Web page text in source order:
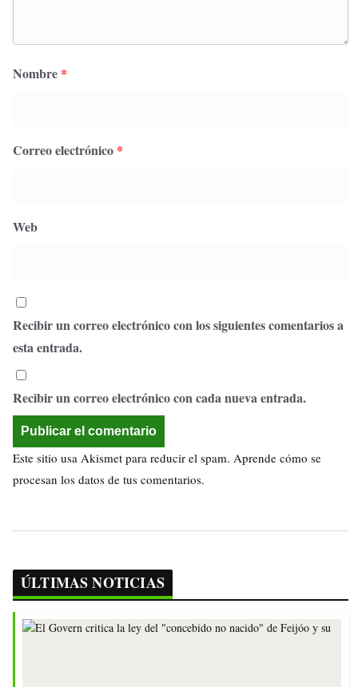
Nombre *
Correo electrónico *
Web
Recibir un correo electrónico con los siguientes comentarios a
esta entrada.
Recibir un correo electrónico con cada nueva entrada.
Este sitio usa Akismet para reducir el spam. Aprende cómo se
procesan los datos de tus comentarios.
ÚLTIMAS NOTICIAS